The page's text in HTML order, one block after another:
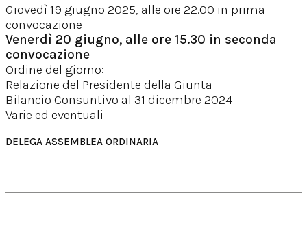
Giovedì 19 giugno 2025, alle ore 22.00 in prima
convocazione
Venerdì 20 giugno, alle ore 15.30 in seconda
convocazione
Ordine del giorno:
Relazione del Presidente della Giunta
Bilancio Consuntivo al 31 dicembre 2024
Varie ed eventuali
DELEGA ASSEMBLEA ORDINARIA